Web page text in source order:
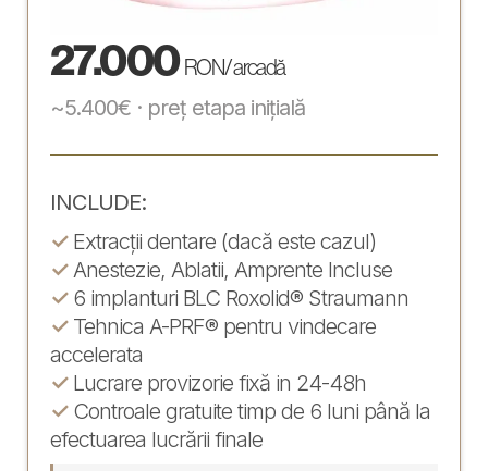
27.000 RON / arcadă
~5.400€ · preț etapa inițială
INCLUDE:
✓ Extracții dentare (dacă este cazul)
✓Anestezie, Ablatii, Amprente Incluse
✓ 6 implanturi BLC Roxolid® Straumann
✓ Tehnica A-PRF® pentru vindecare
accelerata
✓ Lucrare provizorie fixă in 24-48h
✓ Controale gratuite timp de 6 luni până la
efectuarea lucrării finale